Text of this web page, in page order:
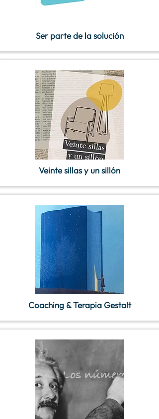
Ser parte de la solución
Veinte sillas y un sillón
Coaching & Terapia Gestalt